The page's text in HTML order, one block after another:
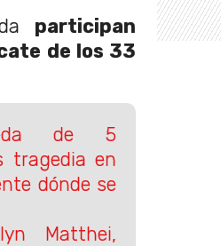
participan
de los 33
de 5
tragedia en
dónde se
Matthei,